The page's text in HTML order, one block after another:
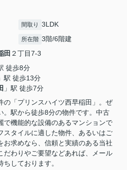
間取り 3LDK
所在階 3階/6階建
田 ２丁目7-3
徒歩8分
駅 徒歩13分
」駅 徒歩7分
の「プリンスハイツ西早稲田」。ぜ
。駅から徒歩8分の物件です。中古
で機能的な設備のあるマンションで
スタイルに適した物件、あるいはご
お求めなら、信頼と実績のある当社
だわりやご要望などあれば、メール
しております。